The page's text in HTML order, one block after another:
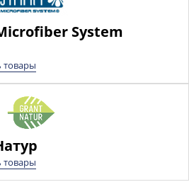
System
товары
товары